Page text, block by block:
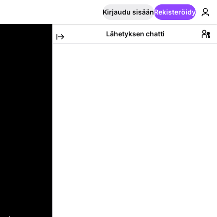
Kirjaudu sisäänRekisteröidy
Lähetyksen chatti